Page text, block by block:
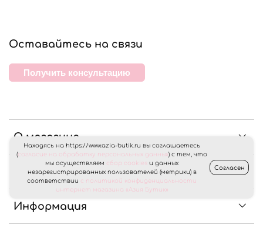
О магазине
Клиентам
Информация
Оставайтесь на связи
Получить консультацию
Находясь на https://www.azia-butik.ru вы соглашаетесь
(согласие на обработку персональных данных) с тем, что
мы осуществляем сбор cookies и данных
незарегистрированных пользователей (метрики) в
соответствии с политикой конфиденциальности
интернет магазина «Азия Бутик»
Согласен